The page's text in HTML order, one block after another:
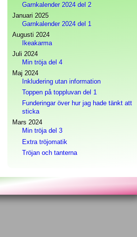
Garnkalender 2024 del 2
Januari 2025
Garnkalender 2024 del 1
Augusti 2024
Ikeakarma
Juli 2024
Min tröja del 4
Maj 2024
Inkludering utan information
Toppen på toppluvan del 1
Funderingar över hur jag hade tänkt att
sticka
Mars 2024
Min tröja del 3
Extra tröjomatik
Tröjan och tanterna